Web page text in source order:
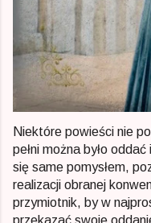
Niektóre powieści nie
pełni można było
się same pomysłem,
realizacji obranej
przymiotnik, by w